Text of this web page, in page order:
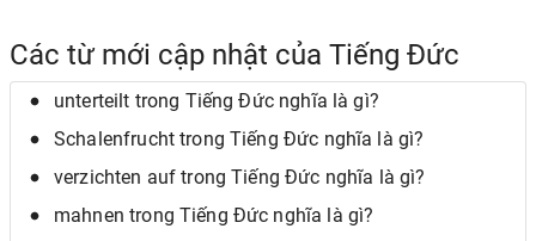
Các từ mới cập nhật của Tiếng Đức
unterteilt trong Tiếng Đức nghĩa là gì?
Schalenfrucht trong Tiếng Đức nghĩa là gì?
verzichten auf trong Tiếng Đức nghĩa là gì?
mahnen trong Tiếng Đức nghĩa là gì?